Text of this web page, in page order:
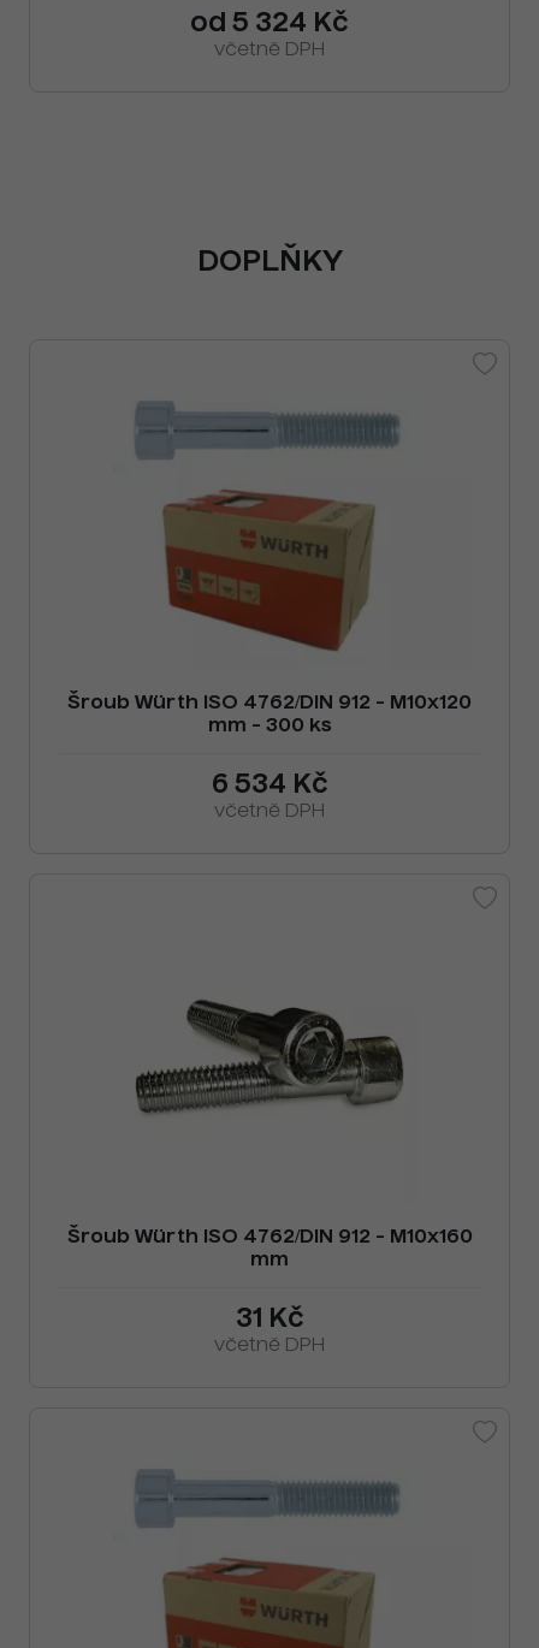
od 5 324 Kč
včetně DPH
DOPLŇKY
Šroub Würth ISO 4762/DIN 912 - M10x120
mm - 300 ks
6 534 Kč
včetně DPH
Šroub Würth ISO 4762/DIN 912 - M10x160
mm
31 Kč
včetně DPH